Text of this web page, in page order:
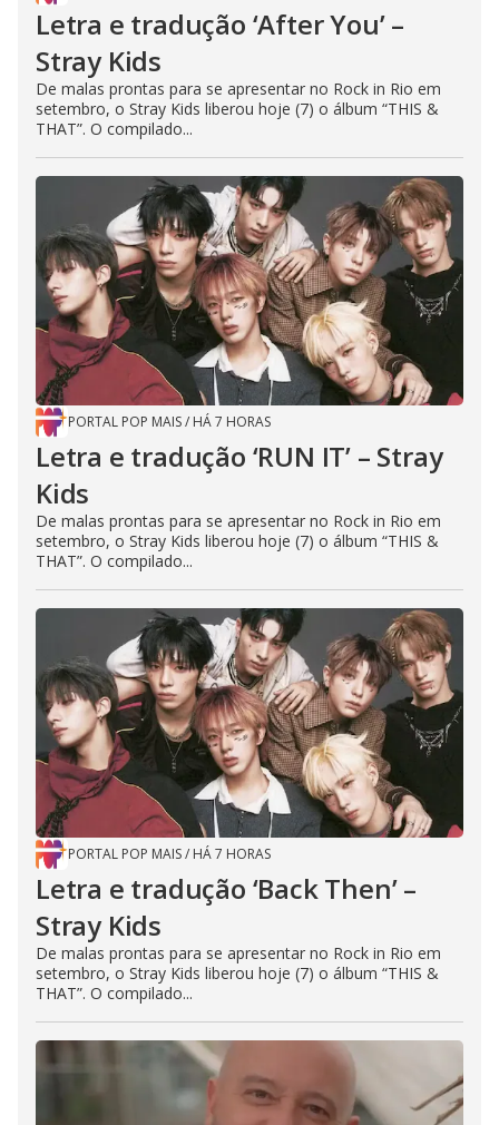
Letra e tradução ‘After You’ –
Stray Kids
De malas prontas para se apresentar no Rock in Rio em
setembro, o Stray Kids liberou hoje (7) o álbum “THIS &
THAT”. O compilado...
PORTAL POP MAIS/ HÁ 7 HORAS
Letra e tradução ‘RUN IT’ – Stray
Kids
De malas prontas para se apresentar no Rock in Rio em
setembro, o Stray Kids liberou hoje (7) o álbum “THIS &
THAT”. O compilado...
PORTAL POP MAIS/ HÁ 7 HORAS
Letra e tradução ‘Back Then’ –
Stray Kids
De malas prontas para se apresentar no Rock in Rio em
setembro, o Stray Kids liberou hoje (7) o álbum “THIS &
THAT”. O compilado...